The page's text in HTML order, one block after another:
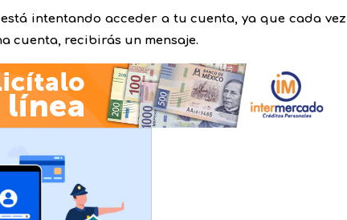
intentando acceder a tu cuenta, ya que cada vez
cuenta, recibirás un mensaje.